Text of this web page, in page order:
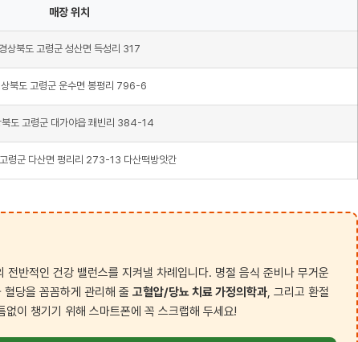
매장 위치
상북도 고령군 성산면 득성리 317
북도 고령군 운수면 봉평리 796-6
북도 고령군 대가야읍 쾌빈리 384-14
령군 다산면 평리리 273-13 다산떡방앗간
반적인 건강 밸런스를 지켜낼 차례입니다. 명절 음식 준비나 무거운
혈당을 꼼꼼하게 관리해 줄 고혈압/당뇨 치료 가정의학과 , 그리고 환절
이 챙기기 위해 스마트폰에 꼭 스크랩해 두세요!